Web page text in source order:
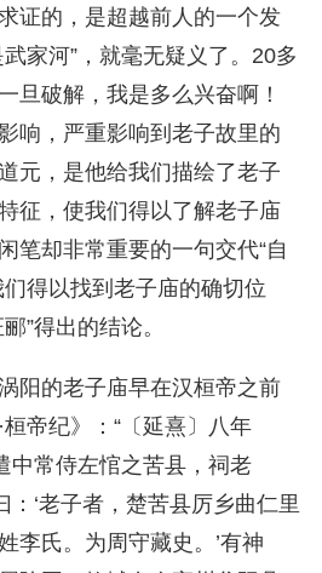
证的，是超越前人的一个发
家河”，就毫无疑义了。20多
旦破解，我是多么兴奋啊！
响，严重影响到老子故里的
元，是他给我们描绘了老子
征，使我们得以了解老子庙
笔却非常重要的一句交代“自
得以找到老子庙的确切位
”得出的结论。
阳的老子庙早在汉桓帝之前
帝纪》：“〔延熹〕八年
中常侍左悺之苦县，祠老
：‘老子者，楚苦县厉乡曲仁里
李氏。为周守藏史。’有神